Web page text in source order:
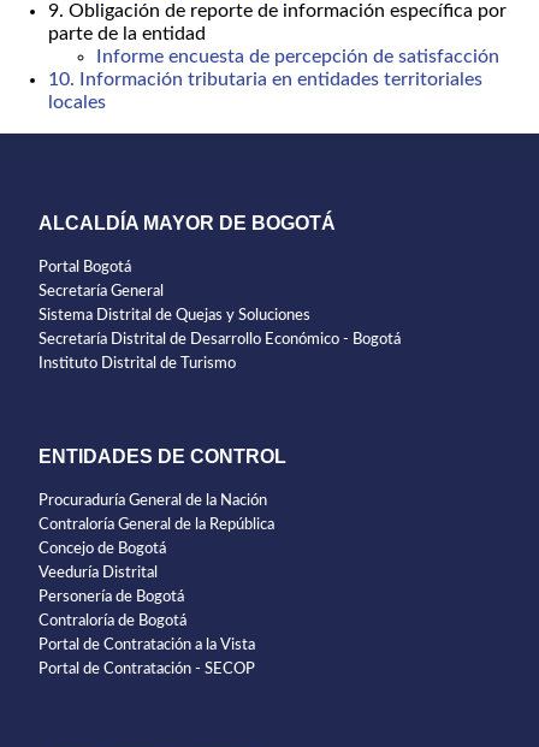
9. Obligación de reporte de información específica por
parte de la entidad
Informe encuesta de percepción de satisfacción
10. Información tributaria en entidades territoriales
locales
ALCALDÍA MAYOR DE BOGOTÁ
Portal Bogotá
Secretaría General
Sistema Distrital de Quejas y Soluciones
Secretaría Distrital de Desarrollo Económico - Bogotá
Instituto Distrital de Turismo
ENTIDADES DE CONTROL
Procuraduría General de la Nación
Contraloría General de la República
Concejo de Bogotá
Veeduría Distrital
Personería de Bogotá
Contraloría de Bogotá
Portal de Contratación a la Vista
Portal de Contratación - SECOP